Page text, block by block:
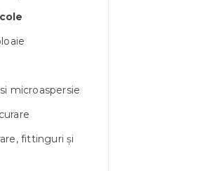
microaspersie
fittinguri și